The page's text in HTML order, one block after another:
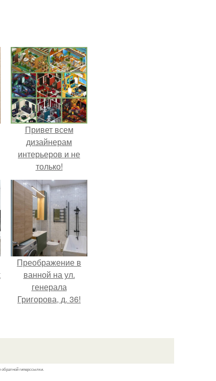
Привет всем
дизайнерам
интерьеров и не
только!
Преображение в
ванной на ул.
генерала
Григорова, д. 36!
гиперссылки.